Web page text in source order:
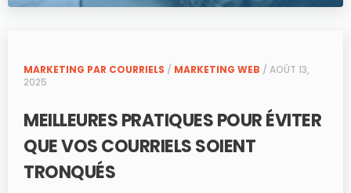
MARKETING PAR COURRIELS / MARKETING WEB / AOÛT 13,
2025
MEILLEURES PRATIQUES POUR ÉVITER
QUE VOS COURRIELS SOIENT
TRONQUÉS